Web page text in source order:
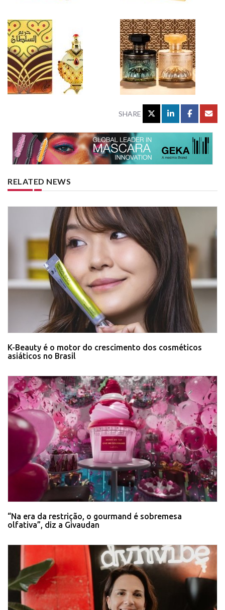
SHARE
RELATED NEWS
K-Beauty é o motor do crescimento dos cosméticos
asiáticos no Brasil
“Na era da restrição, o gourmand é sobremesa
olfativa”, diz a Givaudan